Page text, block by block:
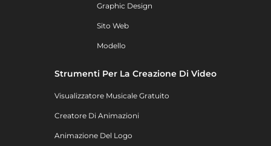
Graphic Design
Sito Web
Modello
Strumenti Per La Creazione Di Video
Visualizzatore Musicale Gratuito
Creatore Di Animazioni
Animazione Del Logo